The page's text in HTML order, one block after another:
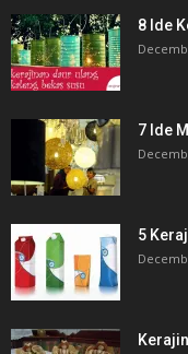
8 Ide
7 Ide
5